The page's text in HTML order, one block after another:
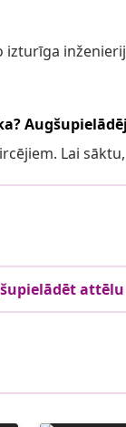
izturīga
Lai
attēlu